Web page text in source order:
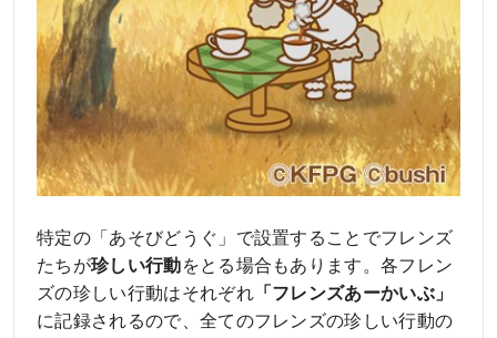
特定の「あそびどうぐ」で設置することでフレンズ
たちが珍しい行動をとる場合もあります。各フレン
ズの珍しい行動はそれぞれ「フレンズあーかいぶ」
に記録されるので、全てのフレンズの珍しい行動の